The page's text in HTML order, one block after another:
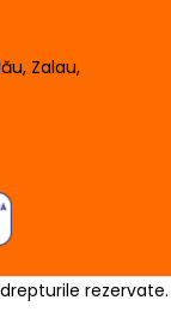
Zalau,
drepturile rezervate.